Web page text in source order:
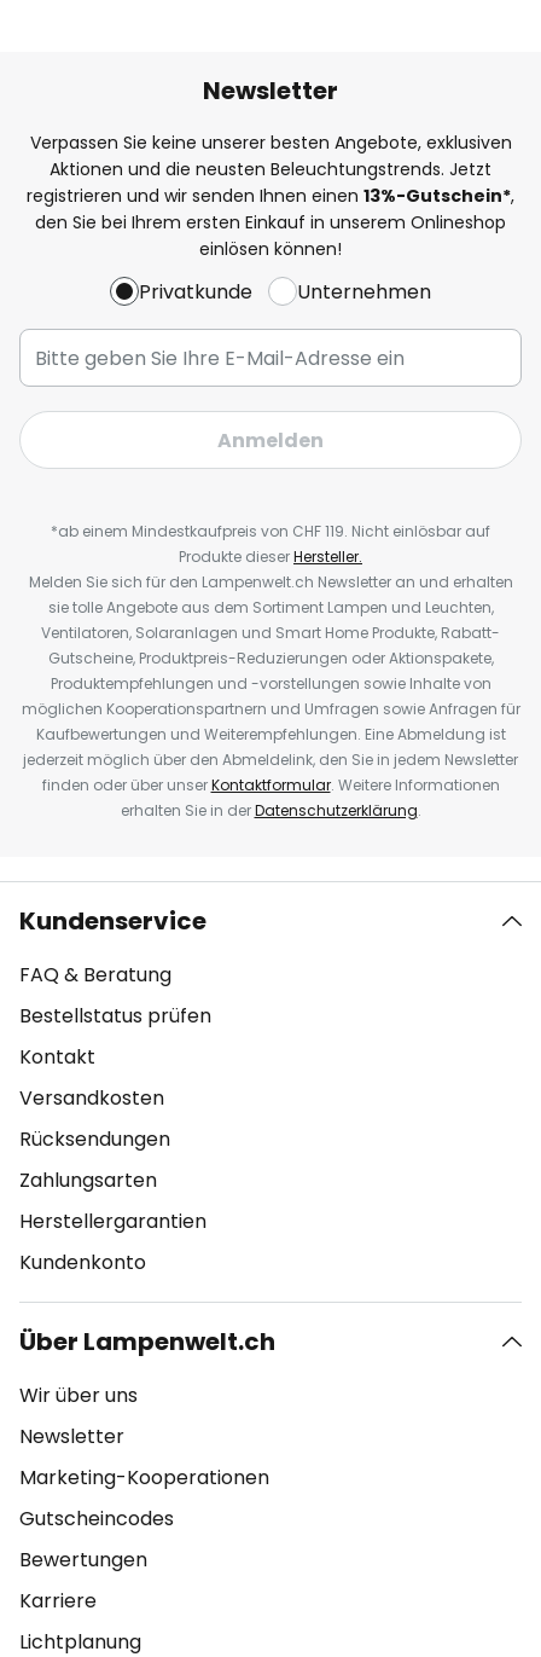
Newsletter
Verpassen Sie keine unserer besten Angebote, exklusiven
Aktionen und die neusten Beleuchtungstrends. Jetzt
registrieren und wir senden Ihnen einen 13%-Gutschein*,
den Sie bei Ihrem ersten Einkauf in unserem Onlineshop
einlösen können!
Privatkunde Unternehmen
Anmelden
*ab einem Mindestkaufpreis von CHF 119. Nicht einlösbar auf
Produkte dieserHersteller.
Melden Sie sich für den Lampenwelt.ch Newsletter an und erhalten
sie tolle Angebote aus dem Sortiment Lampen und Leuchten,
Ventilatoren, Solaranlagen und Smart Home Produkte, Rabatt-
Gutscheine, Produktpreis-Reduzierungen oder Aktionspakete,
Produktempfehlungen und -vorstellungen sowie Inhalte von
möglichen Kooperationspartnern und Umfragen sowie Anfragen für
Kaufbewertungen und Weiterempfehlungen. Eine Abmeldung ist
jederzeit möglich über den Abmeldelink, den Sie in jedem Newsletter
finden oder über unserKontaktformular. Weitere Informationen
erhalten Sie in derDatenschutzerklärung.
Kundenservice
FAQ & Beratung
Bestellstatus prüfen
Kontakt
Versandkosten
Rücksendungen
Zahlungsarten
Herstellergarantien
Kundenkonto
Über Lampenwelt.ch
Wir über uns
Newsletter
Marketing-Kooperationen
Gutscheincodes
Bewertungen
Karriere
Lichtplanung